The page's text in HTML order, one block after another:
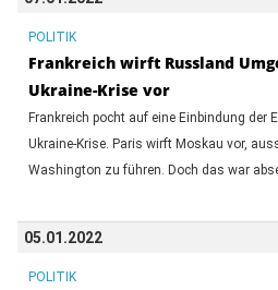
POLITIK
Frankreich wirft Russland
Ukraine-Krise vor
Frankreich pocht auf eine Einbindung der
Ukraine-Krise. Paris wirft Moskau vor,
Washington zu führen. Doch das war
05.01.2022
POLITIK